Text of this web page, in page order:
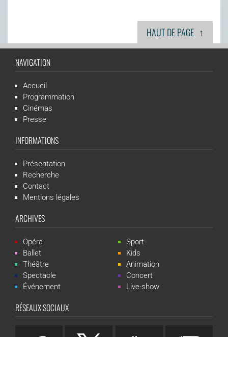
HAUT DE PAGE ↑
NAVIGATION
Accueil
Programmation
Cinémas
Presse
INFORMATIONS
Présentation
Recherche
Contact
Mentions légales
ARCHIVES
Opéra
Ballet
Théâtre
Spectacle
Événement
Sport
Kids
Animation
Concert
Live-show
RÉSEAUX SOCIAUX